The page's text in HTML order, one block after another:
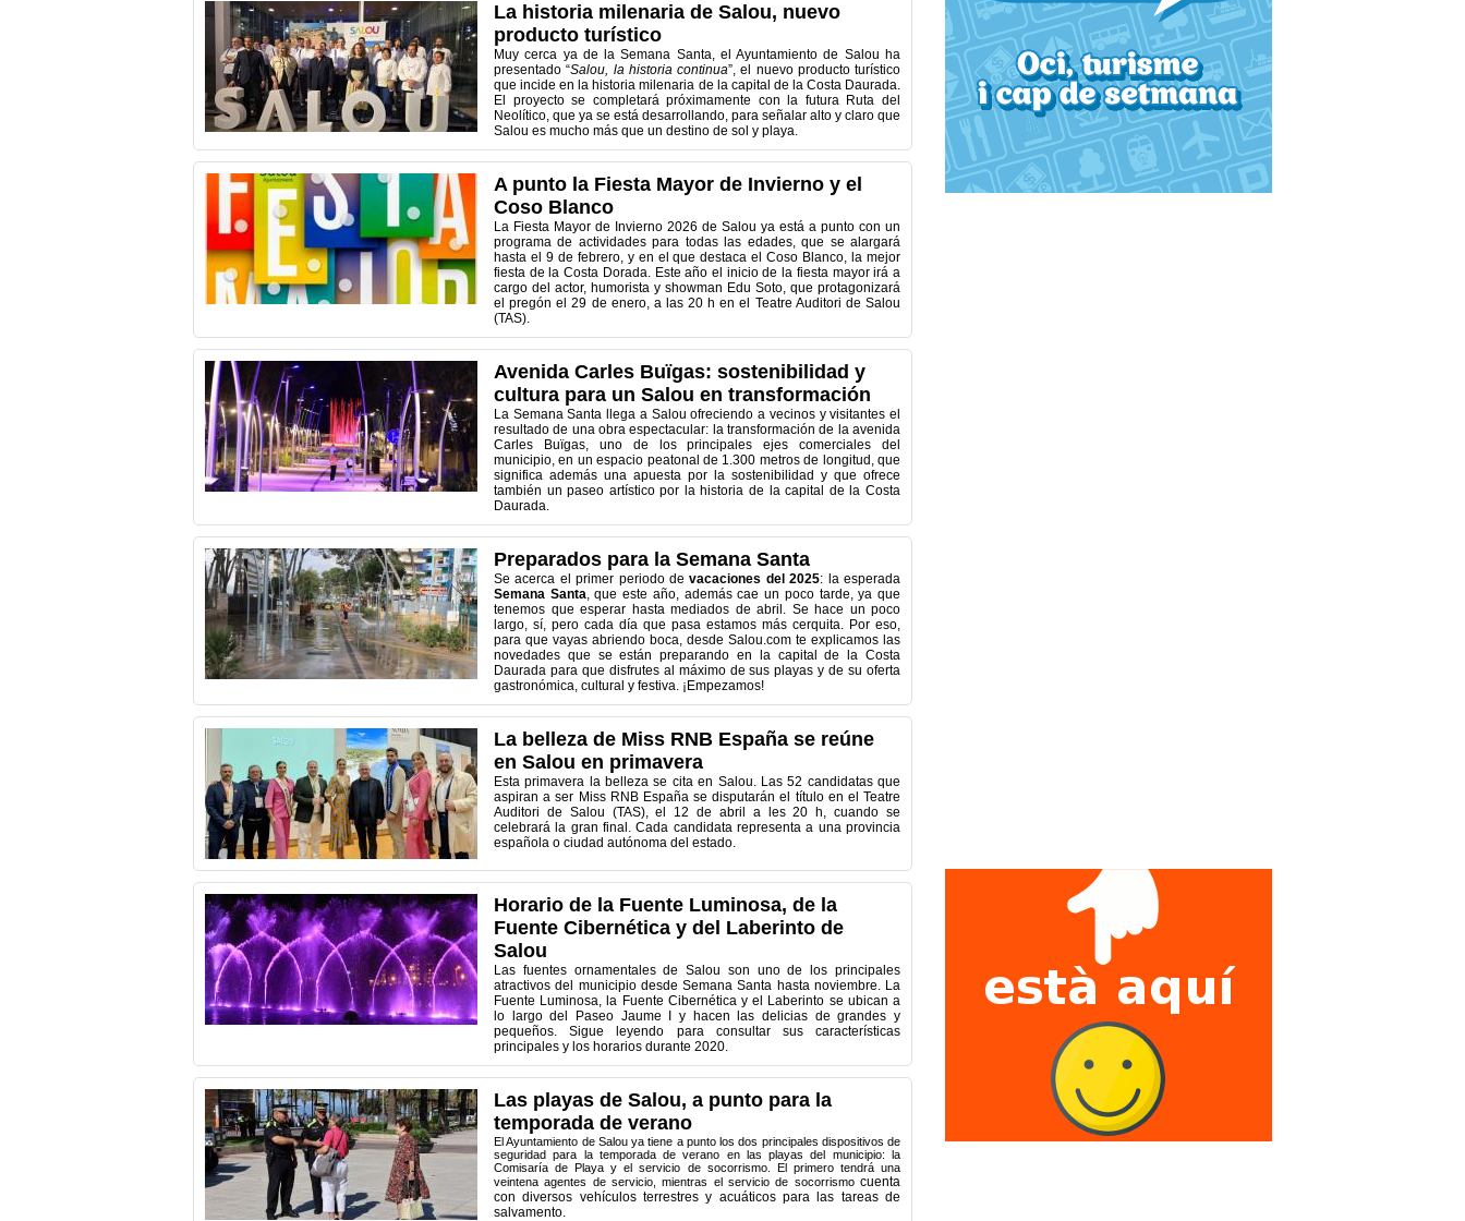
La historia milenaria de Salou, nuevo
producto turístico
Muy cerca ya de la Semana Santa, el Ayuntamiento de Salou ha
presentado “Salou, la historia continua”, el nuevo producto turístico
que incide en la historia milenaria de la capital de la Costa Daurada.
El proyecto se completará próximamente con la futura Ruta del
Neolítico, que ya se está desarrollando, para señalar alto y claro que
Salou es mucho más que un destino de sol y playa.
A punto la Fiesta Mayor de Invierno y el
Coso Blanco
La Fiesta Mayor de Invierno 2026 de Salou ya está a punto con un
programa de actividades para todas las edades, que se alargará
hasta el 9 de febrero, y en el que destaca el Coso Blanco, la mejor
fiesta de la Costa Dorada. Este año el inicio de la fiesta mayor irá a
cargo del actor, humorista y showman Edu Soto, que protagonizará
el pregón el 29 de enero, a las 20 h en el Teatre Auditori de Salou
(TAS).
Avenida Carles Buïgas: sostenibilidad y
cultura para un Salou en transformación
La Semana Santa llega a Salou ofreciendo a vecinos y visitantes el
resultado de una obra espectacular: la transformación de la avenida
Carles Buïgas, uno de los principales ejes comerciales del
municipio, en un espacio peatonal de 1.300 metros de longitud, que
significa además una apuesta por la sostenibilidad y que ofrece
también un paseo artístico por la historia de la capital de la Costa
Daurada.
Preparados para la Semana Santa
Se acerca el primer periodo devacaciones del 2025: la esperada
Semana Santa, que este año, además cae un poco tarde, ya que
tenemos que esperar hasta mediados de abril. Se hace un poco
largo, sí, pero cada día que pasa estamos más cerquita. Por eso,
para que vayas abriendo boca, desde Salou.com te explicamos las
novedades que se están preparando en la capital de la Costa
Daurada para que disfrutes al máximo de sus playas y de su oferta
gastronómica, cultural y festiva. ¡Empezamos!
La belleza de Miss RNB España se reúne
en Salou en primavera
Esta primavera la belleza se cita en Salou. Las 52 candidatas que
aspiran a ser Miss RNB España se disputarán el título en el Teatre
Auditori de Salou (TAS), el 12 de abril a les 20 h, cuando se
celebrará la gran final. Cada candidata representa a una provincia
española o ciudad autónoma del estado.
Horario de la Fuente Luminosa, de la
Fuente Cibernética y del Laberinto de
Salou
Las fuentes ornamentales de Salou son uno de los principales
atractivos del municipio desde Semana Santa hasta noviembre. La
Fuente Luminosa, la Fuente Cibernética y el Laberinto se ubican a
lo largo del Paseo Jaume I y hacen las delicias de grandes y
pequeños. Sigue leyendo para consultar sus características
principales y los horarios durante 2020.
Las playas de Salou, a punto para la
temporada de verano
El Ayuntamiento de Salou ya tiene a punto los dos principales dispositivos de
seguridad para la temporada de verano en las playas del municipio: la
Comisaría de Playa y el servicio de socorrismo. El primero tendrá una
veintena agentes de servicio, mientras el servicio de socorrismo cuenta
con diversos vehículos terrestres y acuáticos para las tareas de
salvamento.